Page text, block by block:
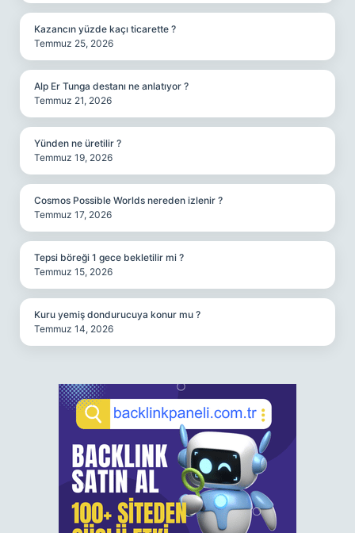
Kazancın yüzde kaçı ticarette ?
Temmuz 25, 2026
Alp Er Tunga destanı ne anlatıyor ?
Temmuz 21, 2026
Yünden ne üretilir ?
Temmuz 19, 2026
Cosmos Possible Worlds nereden izlenir ?
Temmuz 17, 2026
Tepsi böreği 1 gece bekletilir mi ?
Temmuz 15, 2026
Kuru yemiş dondurucuya konur mu ?
Temmuz 14, 2026